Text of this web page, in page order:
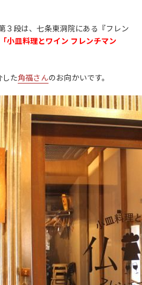
段は、 七条東洞院にある『フレン
「小皿料理とワイン フレンチマン
した角福さんのお向かいです。